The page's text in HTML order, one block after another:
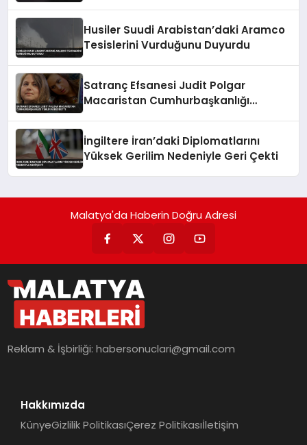
Husiler Suudi Arabistan’daki Aramco
Tesislerini Vurduğunu Duyurdu
Satranç Efsanesi Judit Polgar
Macaristan Cumhurbaşkanlığı
İngiltere İran’daki Diplomatlarını
Yüksek Gerilim Nedeniyle Geri Çekti
Malatya'da Haberin Doğru Adresi
Reklam & İşbirliği:habersonuclari@gmail.com
Hakkımızda
KünyeGizlilik PolitikasıÇerez Politikasıİletişim